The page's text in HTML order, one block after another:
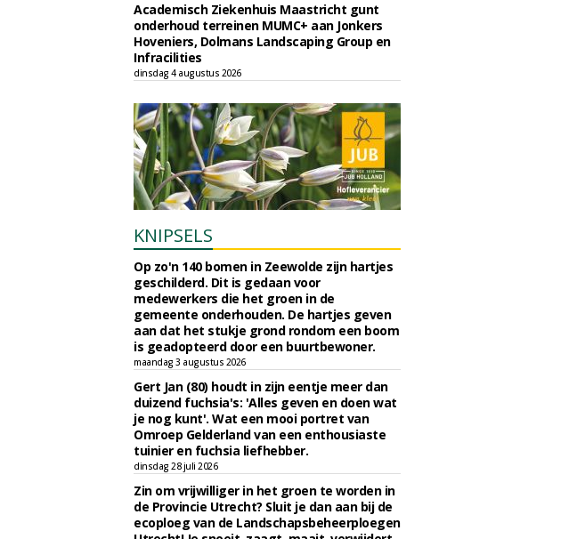
Academisch Ziekenhuis Maastricht gunt
onderhoud terreinen MUMC+ aan Jonkers
Hoveniers, Dolmans Landscaping Group en
Infracilities
dinsdag 4 augustus 2026
KNIPSELS
Op zo'n 140 bomen in Zeewolde zijn hartjes
geschilderd. Dit is gedaan voor
medewerkers die het groen in de
gemeente onderhouden. De hartjes geven
aan dat het stukje grond rondom een boom
is geadopteerd door een buurtbewoner.
maandag 3 augustus 2026
Gert Jan (80) houdt in zijn eentje meer dan
duizend fuchsia's: 'Alles geven en doen wat
je nog kunt'. Wat een mooi portret van
Omroep Gelderland van een enthousiaste
tuinier en fuchsia liefhebber.
dinsdag 28 juli 2026
Zin om vrijwilliger in het groen te worden in
de Provincie Utrecht? Sluit je dan aan bij de
ecoploeg van de Landschapsbeheerploegen